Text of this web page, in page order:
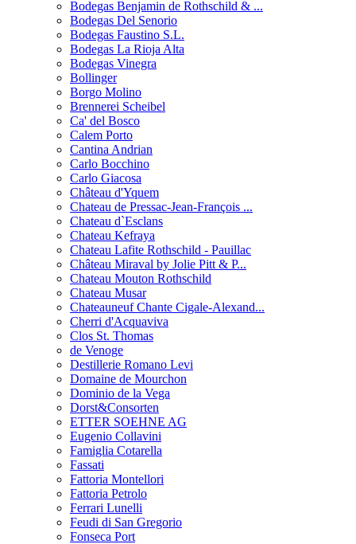
Bodegas Benjamin de Rothschild & ...
Bodegas Del Senorio
Bodegas Faustino S.L.
Bodegas La Rioja Alta
Bodegas Vinegra
Bollinger
Borgo Molino
Brennerei Scheibel
Ca' del Bosco
Calem Porto
Cantina Andrian
Carlo Bocchino
Carlo Giacosa
Château d'Yquem
Chateau de Pressac-Jean-François ...
Chateau d`Esclans
Chateau Kefraya
Chateau Lafite Rothschild - Pauillac
Château Miraval by Jolie Pitt & P...
Chateau Mouton Rothschild
Chateau Musar
Chateauneuf Chante Cigale-Alexand...
Cherri d'Acquaviva
Clos St. Thomas
de Venoge
Destillerie Romano Levi
Domaine de Mourchon
Dominio de la Vega
Dorst&Consorten
ETTER SOEHNE AG
Eugenio Collavini
Famiglia Cotarella
Fassati
Fattoria Montellori
Fattoria Petrolo
Ferrari Lunelli
Feudi di San Gregorio
Fonseca Port